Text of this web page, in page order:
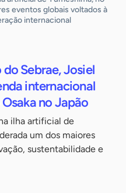
eventos globais voltados à
internacional
Sebrae, Josiel
internacional
no Japão
ilha artificial de
um dos maiores
sustentabilidade e